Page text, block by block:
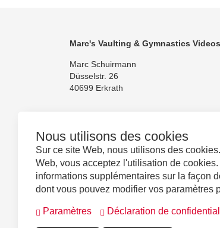
Nous utilisons des cookies
Sur ce site Web, nous utilisons des
Web, vous acceptez l'utilisation de
informations supplémentaires sur la façon
dont vous pouvez modifier vos paramètres
Paramètres Déclaration de
Marc's Vaulting & Gymnastics Videos
Marc Schuirmann
Düsselstr. 26
40699 Erkrath
Suivez-nous